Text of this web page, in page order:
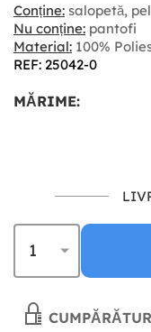
Conține: salopetă,
Nu conține: pantofi
Material: 100%
REF: 25042-0
MĂRIME: